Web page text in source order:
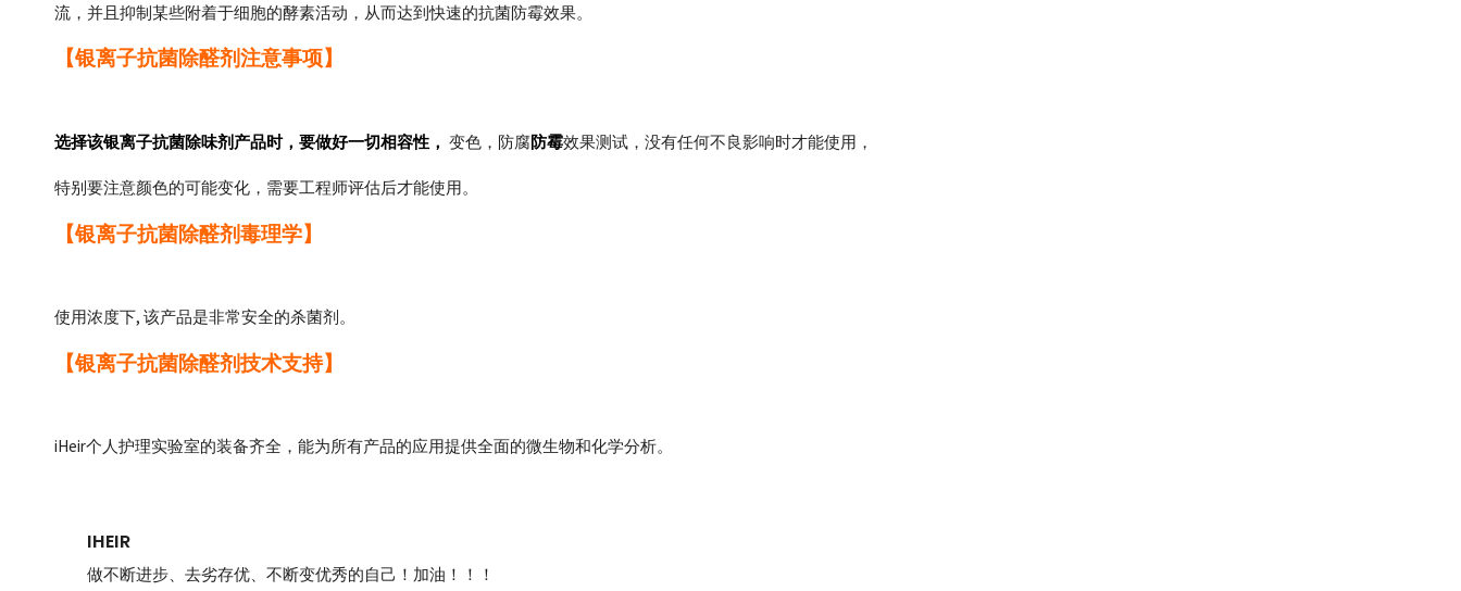
流，并且抑制某些附着于细胞的酵素活动，从而达到快速的抗菌防霉效果。
【银离子抗菌除醛剂注意事项】
选择该银离子抗菌除味剂产品时，要做好一切相容性， 变色，防腐防霉效果测试，没有任何不良影响时才能使用，
特别要注意颜色的可能变化，需要工程师评估后才能使用。
【银离子抗菌除醛剂毒理学】
使用浓度下, 该产品是非常安全的杀菌剂。
【银离子抗菌除醛剂技术支持】
iHeir个人护理实验室的装备齐全，能为所有产品的应用提供全面的微生物和化学分析。
IHEIR
做不断进步、去劣存优、不断变优秀的自己！加油！！！